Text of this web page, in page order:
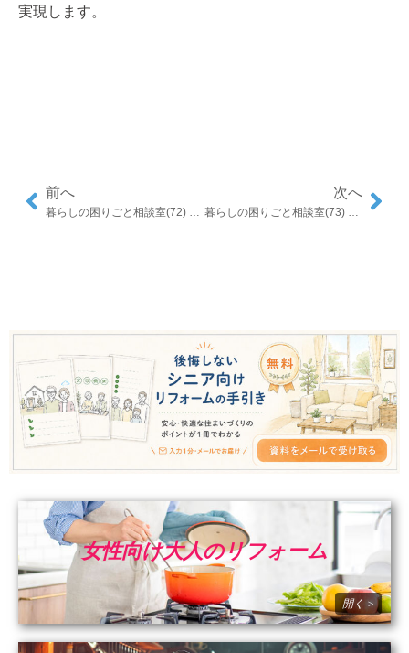
実現します。
前へ
暮らしの困りごと相談室(72) 梅雨入り前に見直したい、家の“におい”の正体
次へ
暮らしの困りごと相談室(73) 梅雨時の「なんとなく不快」を減らす住まいの工夫
女性向け大人のリフォーム